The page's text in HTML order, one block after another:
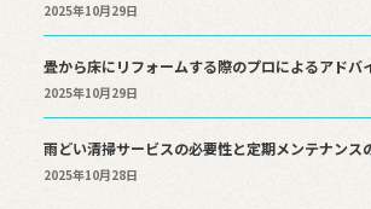
2025年10月29日
畳から床にリフォームする際のプロによるアドバ
2025年10月29日
雨どい清掃サービスの必要性と定期メンテナンス
2025年10月28日